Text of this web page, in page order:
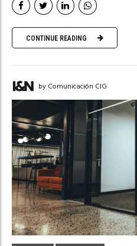
CONTINUE READING
by Comunicación CIG